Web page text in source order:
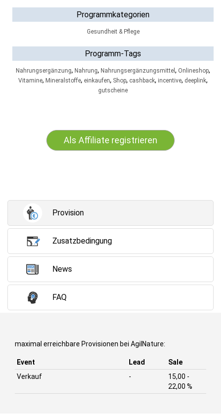
Programmkategorien
Gesundheit & Pflege
Programm-Tags
Nahrungsergänzung, Nahrung, Nahrungsergänzungsmittel , Onlineshop,
Vitamine, Mineralstoffe, einkaufen, Shop, cashback, incentive, deeplink,
gutscheine
Als Affiliate registrieren
Provision
Zusatzbedingung
News
FAQ
maximal erreichbare Provisionen bei AgilNature:
Event Lead
Sale
Verkauf
-
15,00 -
22,00 %